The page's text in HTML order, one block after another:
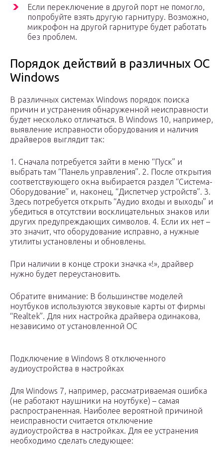
Если переключение в другой порт не помогло,
попробуйте взять другую гарнитуру. Возможно,
микрофон на другой гарнитуре будет работать
без проблем.
Порядок действий в различных ОС
Windows
В различных системах Windows порядок поиска
причин и устранения обнаруженной неисправности
будет несколько отличаться. В Windows 10, например,
выявление исправности оборудования и наличия
драйверов выглядит так:
1. Сначала потребуется зайти в меню “Пуск” и
выбрать там “Панель управления”. 2. После открытия
соответствующего окна выбирается раздел “Система-
Оборудование” и, наконец, “Диспетчер устройств”. 3.
Здесь потребуется открыть “Аудио входы и выходы” и
убедиться в отсутствии восклицательных знаков или
других предупреждающих символов. 4. Если их нет –
это значит, что оборудование исправно, а нужные
утилиты установлены и обновлены.
При наличии в конце строки значка «!», драйвер
нужно будет переустановить.
Обратите внимание: В большинстве моделей
ноутбуков используются звуковые карты от фирмы
“Realtek”. Для них настройка драйвера одинакова,
независимо от установленной ОС
Подключение в Windows 8 отключенного
аудиоустройства в настройках
Для Windows 7, например, рассматриваемая ошибка
(не работают наушники на ноутбуке) – самая
распространенная. Наиболее вероятной причиной
неисправности считается отключение
аудиоустройства в настройках. Для ее устранения
необходимо сделать следующее: